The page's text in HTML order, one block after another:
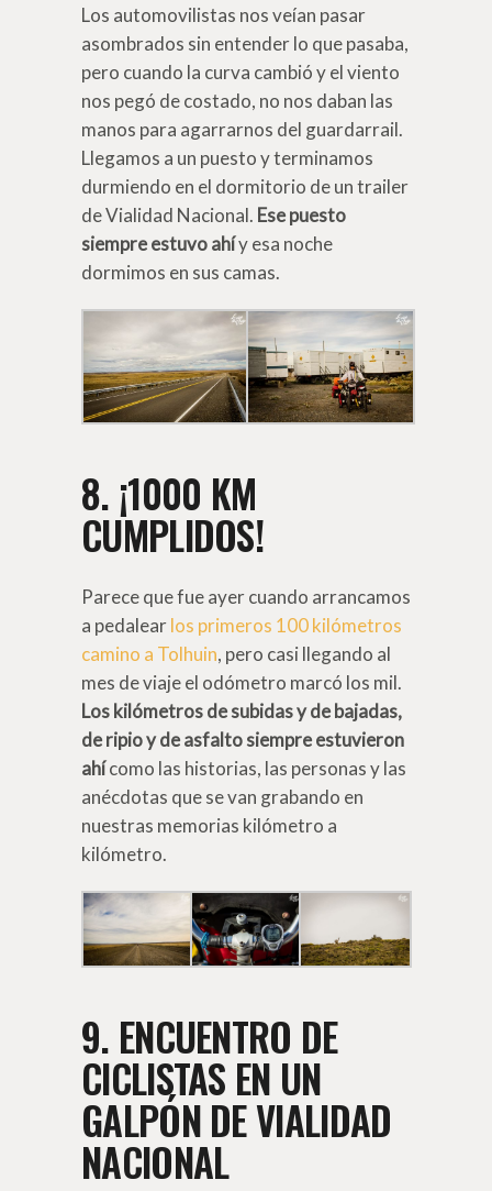
Los automovilistas nos veían pasar
asombrados sin entender lo que pasaba,
pero cuando la curva cambió y el viento
nos pegó de costado, no nos daban las
manos para agarrarnos del guardarrail.
Llegamos a un puesto y terminamos
durmiendo en el dormitorio de un trailer
de Vialidad Nacional. Ese puesto
siempre estuvo ahíy esa noche
dormimos en sus camas.
8. ¡1000 KM
CUMPLIDOS!
Parece que fue ayer cuando arrancamos
a pedalearlos primeros 100 kilómetros
camino a Tolhuin, pero casi llegando al
mes de viaje el odómetro marcó los mil.
Los kilómetros de subidas y de bajadas,
de ripio y de asfalto siempre estuvieron
ahícomo las historias, las personas y las
anécdotas que se van grabando en
nuestras memorias kilómetro a
kilómetro.
9. ENCUENTRO DE
CICLISTAS EN UN
GALPÓN DE VIALIDAD
NACIONAL